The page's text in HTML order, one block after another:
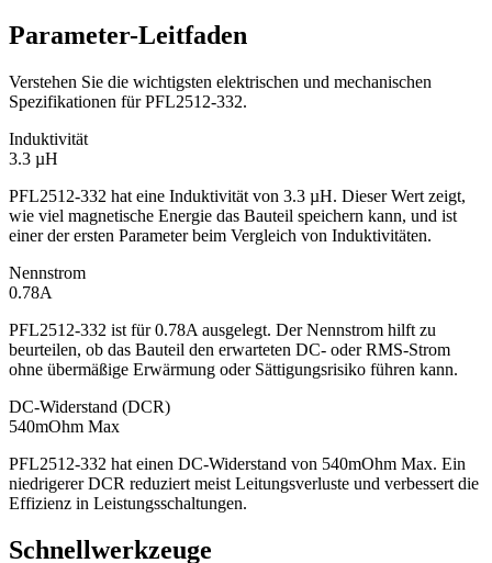
Parameter-Leitfaden
Verstehen Sie die wichtigsten elektrischen und mechanischen
Spezifikationen für PFL2512-332.
Induktivität
3.3 µH
PFL2512-332 hat eine Induktivität von 3.3 µH. Dieser Wert zeigt,
wie viel magnetische Energie das Bauteil speichern kann, und ist
einer der ersten Parameter beim Vergleich von Induktivitäten.
Nennstrom
0.78A
PFL2512-332 ist für 0.78A ausgelegt. Der Nennstrom hilft zu
beurteilen, ob das Bauteil den erwarteten DC- oder RMS-Strom
ohne übermäßige Erwärmung oder Sättigungsrisiko führen kann.
DC-Widerstand (DCR)
540mOhm Max
PFL2512-332 hat einen DC-Widerstand von 540mOhm Max. Ein
niedrigerer DCR reduziert meist Leitungsverluste und verbessert die
Effizienz in Leistungsschaltungen.
Schnellwerkzeuge